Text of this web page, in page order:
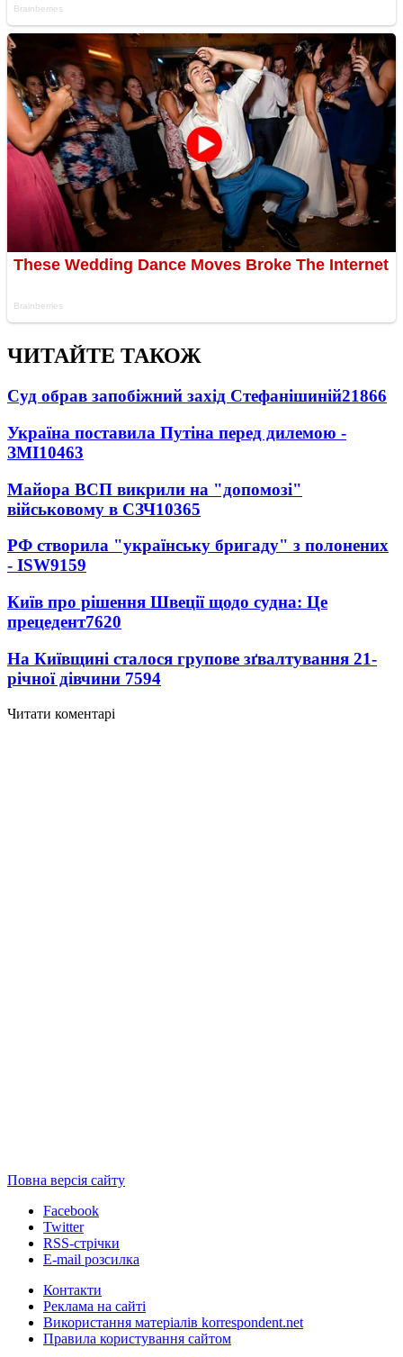
ЧИТАЙТЕ ТАКОЖ
Суд обрав запобіжний захід Стефанішиній21866
Україна поставила Путіна перед дилемою -
ЗМІ10463
Майора ВСП викрили на "допомозі"
військовому в СЗЧ10365
РФ створила "українську бригаду" з полонених
- ISW9159
Київ про рішення Швеції щодо судна: Це
прецедент7620
На Київщині сталося групове зґвалтування 21-
річної дівчини 7594
Читати коментарі
Повна версія сайту
Facebook
Twitter
RSS-стрічки
E-mail розсилка
Контакти
Реклама на сайті
Використання матеріалів korrespondent.net
Правила користування сайтом